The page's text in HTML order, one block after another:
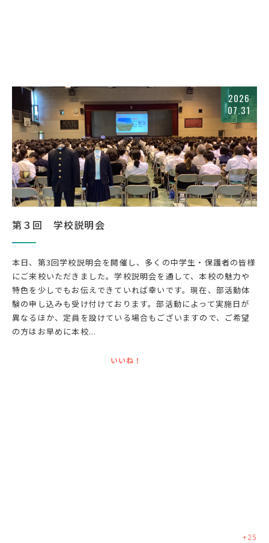
2026
07.31
第３回 学校説明会
本日、第3回学校説明会を開催し、多くの中学生・保護者の皆様
にご来校いただきました。学校説明会を通して、本校の魅力や
特色を少しでもお伝えできていれば幸いです。現在、部活動体
験の申し込みも受け付けております。部活動によって実施日が
異なるほか、定員を設けている場合もございますので、ご希望
の方はお早めに本校...
いいね！
+25